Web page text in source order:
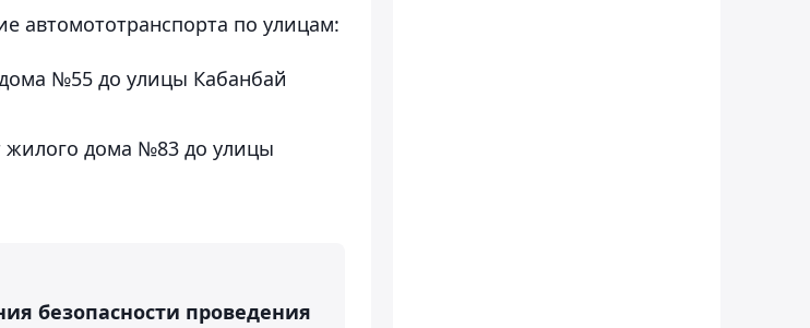
автомототранспорта по улицам:
№55 до улицы Кабанбай
жилого дома №83 до улицы
безопасности проведения